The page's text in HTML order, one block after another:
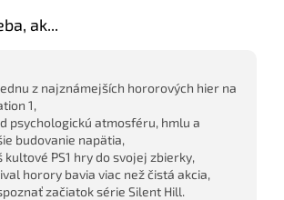
ak...
z najznámejších hororových hier na
1,
psychologickú atmosféru, hmlu a
budovanie napätia,
kultové PS1 hry do svojej zbierky,
horory bavia viac než čistá akcia,
začiatok série Silent Hill.